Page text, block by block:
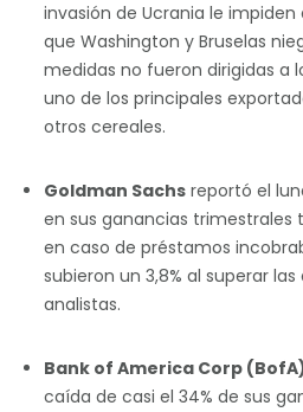
invasión de Ucrania le
que Washington y Bruselas
medidas no fueron dirigidas a
uno de los principales
otros cereales.
Goldman Sachs reportó el
en sus ganancias trimestrales
en caso de préstamos
subieron un 3,8% al superar
analistas.
Bank of America Corp
caída de casi el 34% de sus